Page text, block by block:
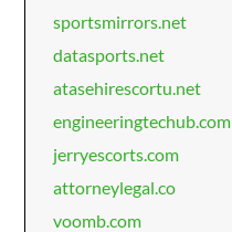
sportsmirrors.net
datasports.net
atasehirescortu.net
engineeringtechub.com
jerryescorts.com
attorneylegal.co
voomb.com